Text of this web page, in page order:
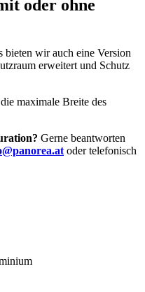
oder ohne
bieten wir auch eine Version
erweitert und Schutz
maximale Breite des
Gerne beantworten
oder telefonisch